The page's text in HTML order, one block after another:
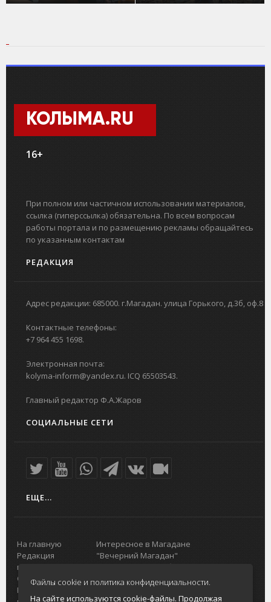
КОЛЫМА.RU
16+
При полном или частичном использовании материалов,
ссылка (гиперссылка) обязательна. По всем вопросам
работы портала и по размещению рекламы обращайтесь
по указанным контактам
РЕДАКЦИЯ
Адрес редакции: 685000. г.Магадан. улица Горького, д.3б, оф.8
Контактные телефоны:
+7 964 455 1698.
Электронная почта:
kolyma-inform@yandex.ru. ICQ 65503543.
Главный редактор Ф.А.Жаров
СОЦИАЛЬНЫЕ СЕТИ
ЕЩЕ...
На главную
Редакция
портала
О проекте
Реклама на
Интересное в Магадане
"Вечерний Магадан"
Городская доска объявлений
Реклама
Главный туристический портал
Файлы cookie и политика конфиденциальности.
На сайте используются cookie-файлы. Продолжая